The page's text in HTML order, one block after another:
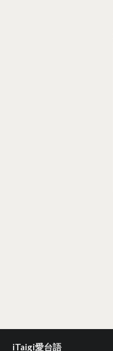
iTaigi愛台語